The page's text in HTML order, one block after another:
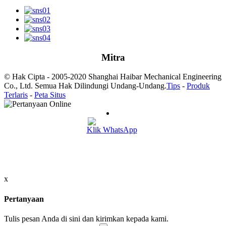
Mitra
© Hak Cipta - 2005-2020 Shanghai Haibar Mechanical Engineering
Co., Ltd. Semua Hak Dilindungi Undang-Undang.Tips - Produk
Terlaris - Peta Situs
Klik WhatsApp
x
Pertanyaan
Tulis pesan Anda di sini dan kirimkan kepada kami.